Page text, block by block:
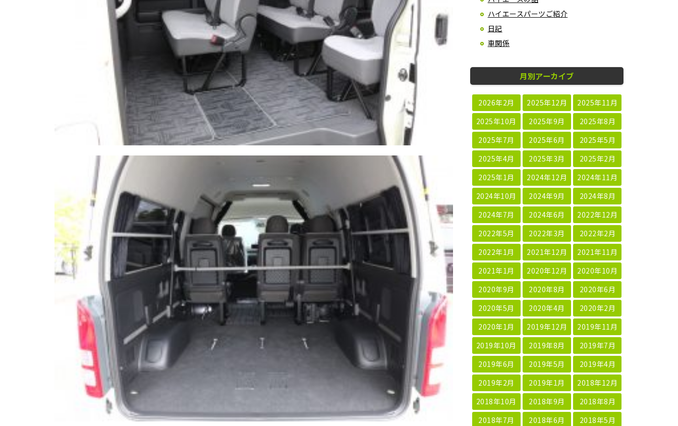
ハイエースパーツご紹介
日記
車関係
月別アーカイブ
2026年2月 2025年12月
2025年11月
2025年10月
2025年9月
2025年8月
2025年7月
2025年6月
2025年5月
2025年4月
2025年3月
2025年2月
2025年1月
2024年12月
2024年11月
2024年10月
2024年9月
2024年8月
2024年7月
2024年6月
2022年12月
2022年5月
2022年3月
2022年2月
2022年1月
2021年12月
2021年11月
2021年1月
2020年12月
2020年10月
2020年9月
2020年8月
2020年6月
2020年5月
2020年4月
2020年2月
2020年1月
2019年12月
2019年11月
2019年10月
2019年8月
2019年7月
2019年6月
2019年5月
2019年4月
2019年2月
2019年1月
2018年12月
2018年10月
2018年9月
2018年8月
2018年7月
2018年6月
2018年5月